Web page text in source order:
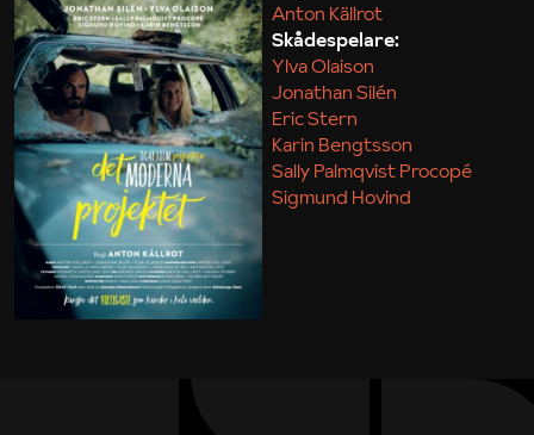
Maja Kekonius
Anton Källrot
Skådespelare:
Ylva Olaison
Jonathan Silén
Eric Stern
Karin Bengtsson
Sally Palmqvist Procopé
Sigmund Hovind